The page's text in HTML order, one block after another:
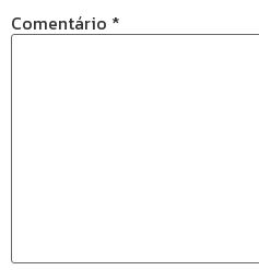
Comentário *